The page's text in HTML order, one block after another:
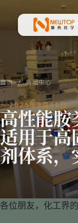
新典化学材
首页/新闻中心
2025年9月11日
高性能胺
适用于高
剂体系，
各位朋友，化工界